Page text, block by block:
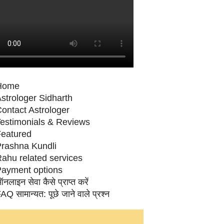
Sidharth
Astrologer
& Reviews
Kundli
related services
options
सेवा कैसे प्राप्‍त करें
सामान्‍यत: पूछे जाने वाले प्रश्‍न